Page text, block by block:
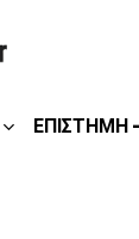
ΕΠΙΣΤΉΜΗ